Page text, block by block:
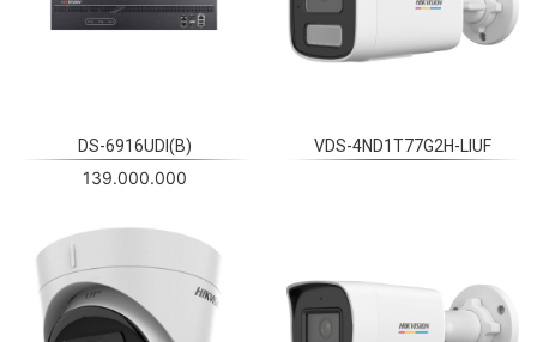
DS-6916UDI(B)
139.000.000
VDS-4ND1T77G2H-LIUF